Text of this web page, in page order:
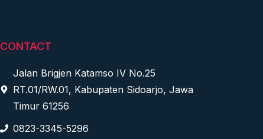
CONTACT
Jalan Brigjen Katamso IV No.25
RT.01/RW.01, Kabupaten Sidoarjo, Jawa
Timur 61256
0823-3345-5296